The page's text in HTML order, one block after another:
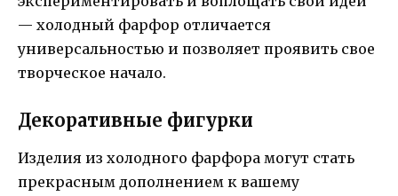
— холодный фарфор отличается
универсальностью и позволяет проявить свое
творческое начало.
Декоративные фигурки
Изделия из холодного фарфора могут стать
прекрасным дополнением к вашему